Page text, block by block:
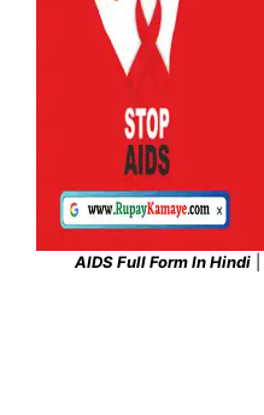
AIDS Full Form In Hindi